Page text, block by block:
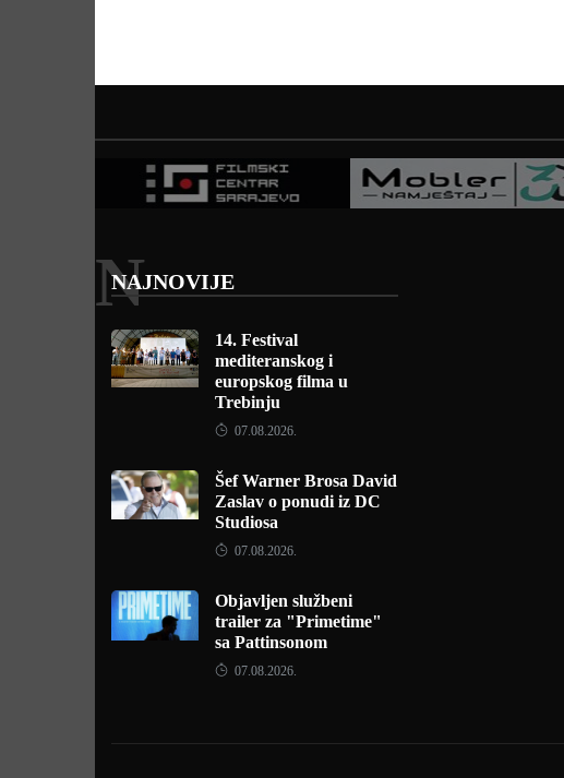
NAJNOVIJE
N
14. Festival
mediteranskog i
europskog filma u
Trebinju
07.08.2026.
Šef Warner Brosa David
Zaslav o ponudi iz DC
Studiosa
07.08.2026.
Objavljen službeni
trailer za "Primetime"
sa Pattinsonom
07.08.2026.